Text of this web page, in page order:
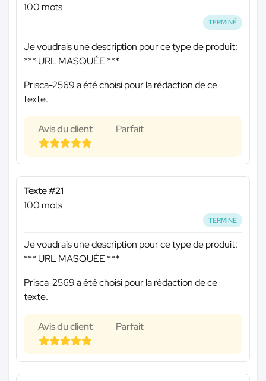
100 mots
TERMINÉ
Je voudrais une description pour ce type de produit:
*** URL MASQUÉE ***
Prisca-2569 a été choisi pour la rédaction de ce
texte.
Avis du client Parfait
Texte #21
100 mots
TERMINÉ
Je voudrais une description pour ce type de produit:
*** URL MASQUÉE ***
Prisca-2569 a été choisi pour la rédaction de ce
texte.
Avis du client Parfait